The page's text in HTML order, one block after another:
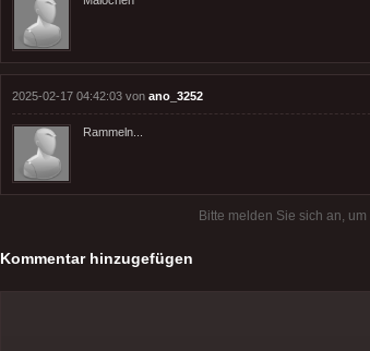
2025-02-17 04:42:03 von ano_3252
Rammeln...
Bitte melden Sie sich an,
Kommentar hinzugefügen